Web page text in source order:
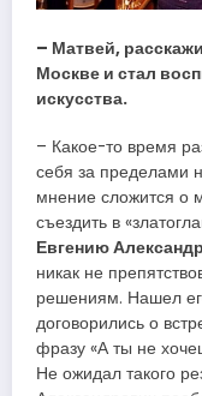
– Матвей,
Москве и стал
искусства.
– Какое-то время
себя за пределами
мнение сложится о
съездить в
Евгению
никак не
решениям. Нашел
договорились о
фразу «А ты не
Не ожидал такого